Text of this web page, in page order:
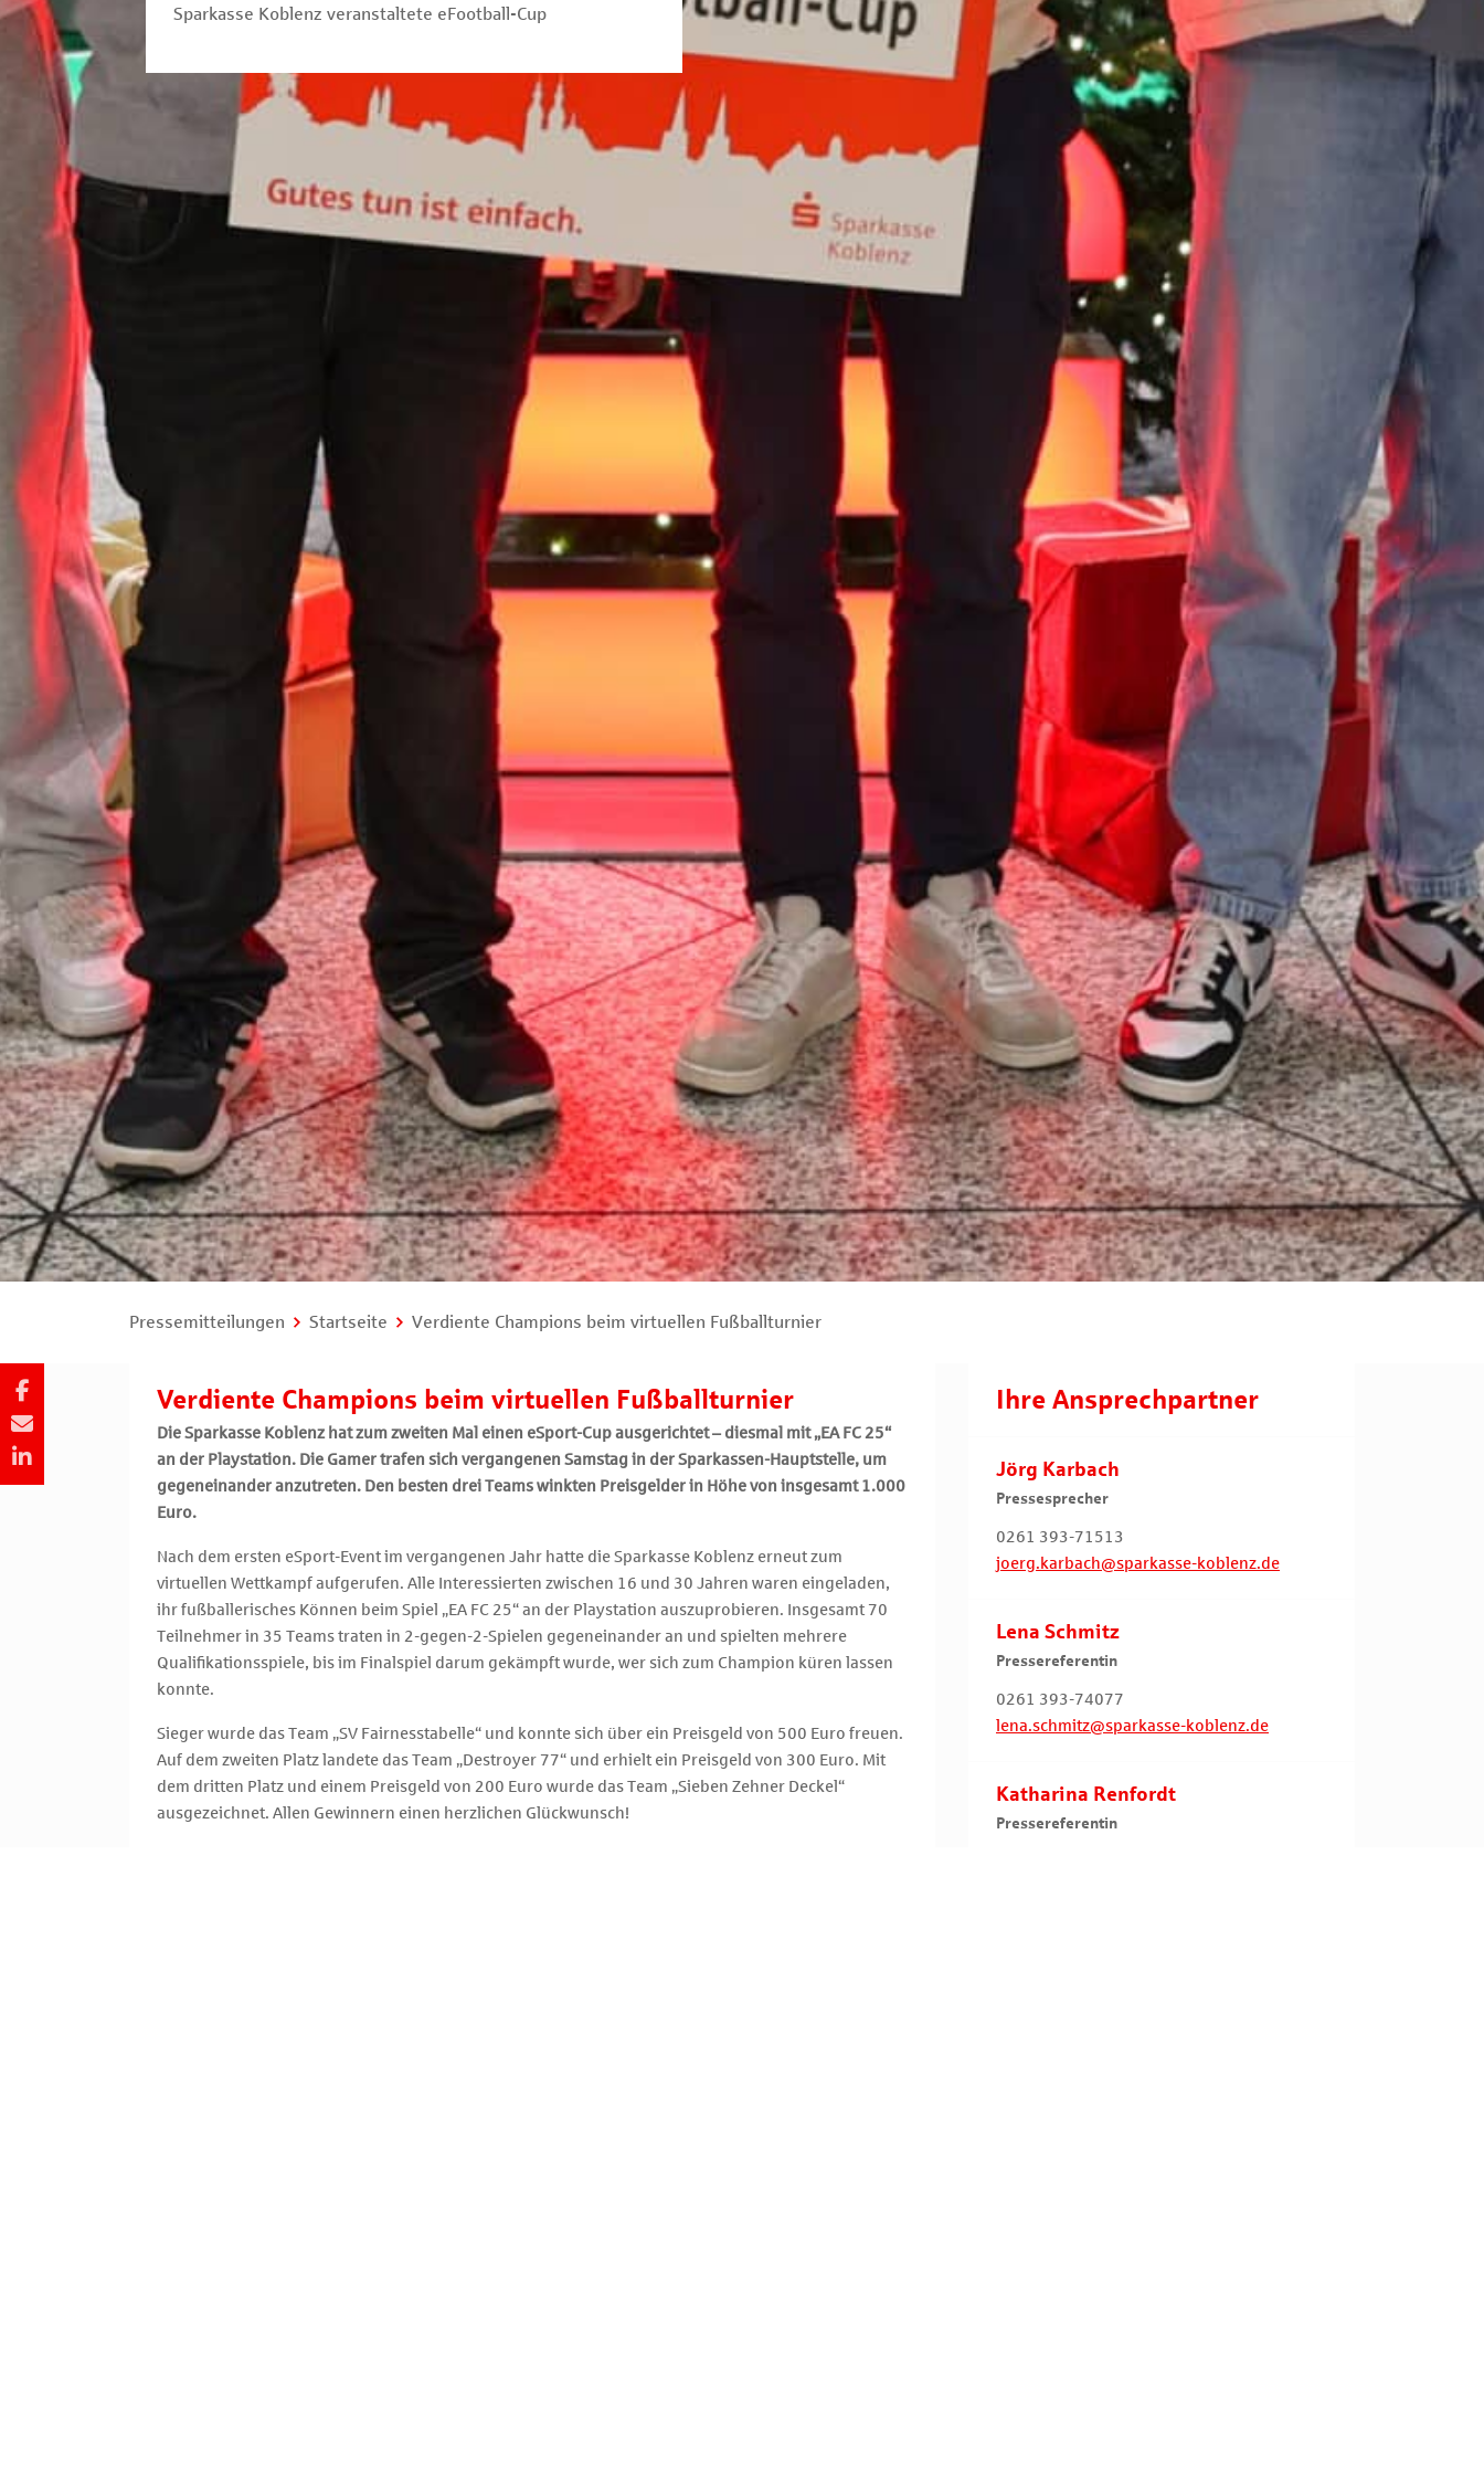
Sparkasse Koblenz veranstaltete eFootball-Cup
Pressemitteilungen Startseite Verdiente Champions beim virtuellen Fußballturnier
Verdiente Champions beim virtuellen Fußballturnier
Die Sparkasse Koblenz hat zum zweiten Mal einen eSport-Cup ausgerichtet – diesmal mit „EA FC 25“
an der Playstation. Die Gamer trafen sich vergangenen Samstag in der Sparkassen-Hauptstelle, um
gegeneinander anzutreten. Den besten drei Teams winkten Preisgelder in Höhe von insgesamt 1.000
Euro.
Nach dem ersten eSport-Event im vergangenen Jahr hatte die Sparkasse Koblenz erneut zum
virtuellen Wettkampf aufgerufen. Alle Interessierten zwischen 16 und 30 Jahren waren eingeladen,
ihr fußballerisches Können beim Spiel „EA FC 25“ an der Playstation auszuprobieren. Insgesamt 70
Teilnehmer in 35 Teams traten in 2-gegen-2-Spielen gegeneinander an und spielten mehrere
Qualifikationsspiele, bis im Finalspiel darum gekämpft wurde, wer sich zum Champion küren lassen
konnte.
Sieger wurde das Team „SV Fairnesstabelle“ und konnte sich über ein Preisgeld von 500 Euro freuen.
Auf dem zweiten Platz landete das Team „Destroyer 77“ und erhielt ein Preisgeld von 300 Euro. Mit
dem dritten Platz und einem Preisgeld von 200 Euro wurde das Team „Sieben Zehner Deckel“
ausgezeichnet. Allen Gewinnern einen herzlichen Glückwunsch!
Ihre Ansprechpartner
Jörg Karbach
Pressesprecher
0261 393-71513
joerg.karbach@sparkasse-koblenz.de
Lena Schmitz
Pressereferentin
0261 393-74077
lena.schmitz@sparkasse-koblenz.de
Katharina Renfordt
Pressereferentin